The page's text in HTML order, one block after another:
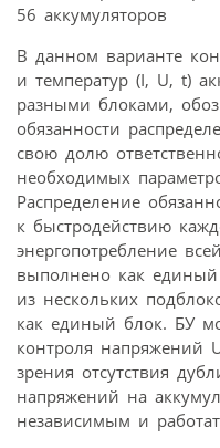
56 аккумуляторов
В данном варианте
и температур (I, U, t)
разными блоками,
обязанности
свою долю
необходимых
Распределение
к быстродействию
энергопотребление
выполнено как единый
из нескольких
как единый блок. БУ
контроля напряжений
зрения отсутствия
напряжений на
независимым и